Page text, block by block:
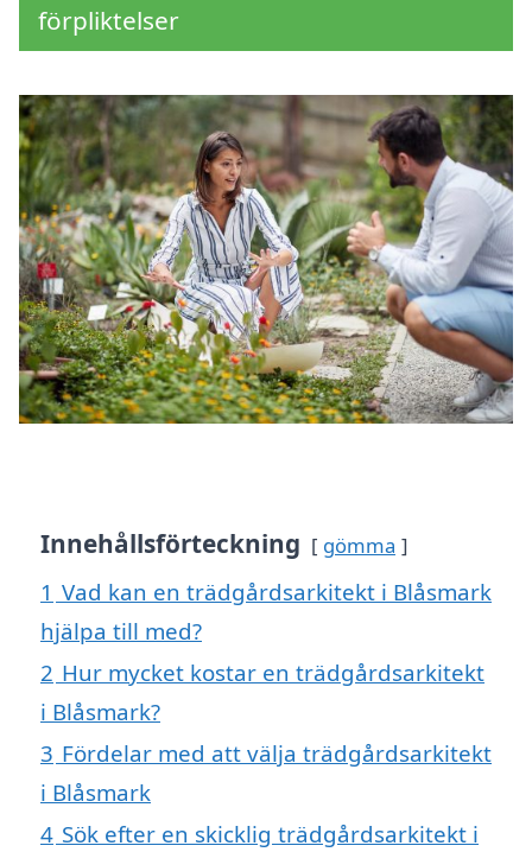
förpliktelser
Innehållsförteckning gömma
1 Vad kan en trädgårdsarkitekt i Blåsmark
hjälpa till med?
2 Hur mycket kostar en trädgårdsarkitekt
i Blåsmark?
3 Fördelar med att välja trädgårdsarkitekt
i Blåsmark
4 Sök efter en skicklig trädgårdsarkitekt i